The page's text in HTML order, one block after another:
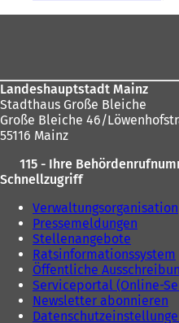
sich
Landeshauptstadt Mainz
Stadthaus Große Bleiche
Große Bleiche 46/
55116 Mainz
115 - Ihre
Schnellzugriff
Verwaltungsorganisation
Pressemeldungen
Stellenangebote
Ratsinformationssystem
Öffentliche
Serviceportal (Online-
Newsletter abonnieren